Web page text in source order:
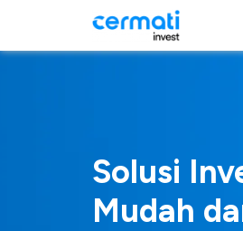
Solusi
Mudah